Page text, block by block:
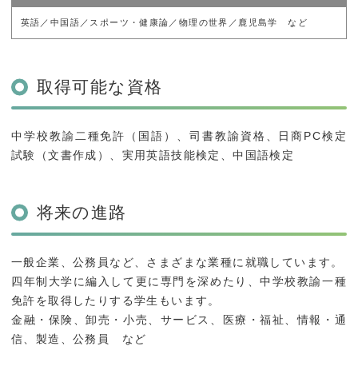
英語／中国語／スポーツ・健康論／物理の世界／鹿児島学 など
取得可能な資格
中学校教諭二種免許（国語）、司書教諭資格、日商PC検定
試験（文書作成）、実用英語技能検定、中国語検定
将来の進路
一般企業、公務員など、さまざまな業種に就職しています。
四年制大学に編入して更に専門を深めたり、中学校教諭一種
免許を取得したりする学生もいます。
金融・保険、卸売・小売、サービス、医療・福祉、情報・通
信、製造、公務員 など